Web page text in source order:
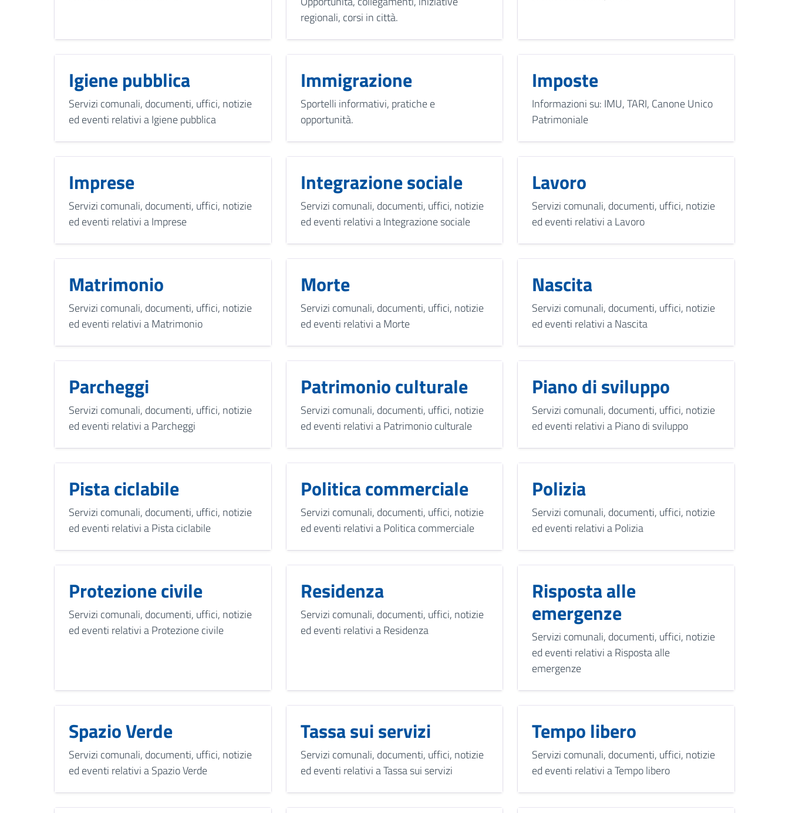
regionali, corsi in città.
Igiene pubblica
Servizi comunali, documenti, uffici, notizie
ed eventi relativi a Igiene pubblica
Immigrazione
Sportelli informativi, pratiche e
opportunità.
Imposte
Informazioni su: IMU, TARI, Canone Unico
Patrimoniale
Imprese
Servizi comunali, documenti, uffici, notizie
ed eventi relativi a Imprese
Integrazione sociale
Servizi comunali, documenti, uffici, notizie
ed eventi relativi a Integrazione sociale
Lavoro
Servizi comunali, documenti, uffici, notizie
ed eventi relativi a Lavoro
Matrimonio
Servizi comunali, documenti, uffici, notizie
ed eventi relativi a Matrimonio
Morte
Servizi comunali, documenti, uffici, notizie
ed eventi relativi a Morte
Nascita
Servizi comunali, documenti, uffici, notizie
ed eventi relativi a Nascita
Parcheggi
Servizi comunali, documenti, uffici, notizie
ed eventi relativi a Parcheggi
Patrimonio culturale
Servizi comunali, documenti, uffici, notizie
ed eventi relativi a Patrimonio culturale
Piano di sviluppo
Servizi comunali, documenti, uffici, notizie
ed eventi relativi a Piano di sviluppo
Pista ciclabile
Servizi comunali, documenti, uffici, notizie
ed eventi relativi a Pista ciclabile
Politica commerciale
Servizi comunali, documenti, uffici, notizie
ed eventi relativi a Politica commerciale
Polizia
Servizi comunali, documenti, uffici, notizie
ed eventi relativi a Polizia
Protezione civile
Servizi comunali, documenti, uffici, notizie
ed eventi relativi a Protezione civile
Residenza
Servizi comunali, documenti, uffici, notizie
ed eventi relativi a Residenza
Risposta alle
emergenze
Servizi comunali, documenti, uffici, notizie
ed eventi relativi a Risposta alle
emergenze
Spazio Verde
Servizi comunali, documenti, uffici, notizie
ed eventi relativi a Spazio Verde
Tassa sui servizi
Servizi comunali, documenti, uffici, notizie
ed eventi relativi a Tassa sui servizi
Tempo libero
Servizi comunali, documenti, uffici, notizie
ed eventi relativi a Tempo libero